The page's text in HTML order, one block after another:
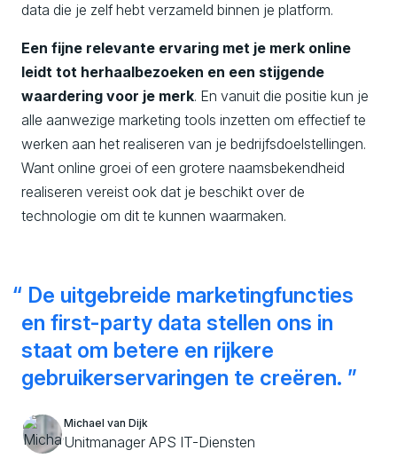
data die je zelf hebt verzameld binnen je platform.
Een fijne relevante ervaring met je merk online
leidt tot herhaalbezoeken en een stijgende
waardering voor je merk. En vanuit die positie kun je
alle aanwezige marketing tools inzetten om effectief te
werken aan het realiseren van je bedrijfsdoelstellingen.
Want online groei of een grotere naamsbekendheid
realiseren vereist ook dat je beschikt over de
technologie om dit te kunnen waarmaken.
De uitgebreide marketingfuncties
en first-party data stellen ons in
staat om betere en rijkere
gebruikerservaringen te creëren.
Michael van Dijk
Unitmanager APS IT-Diensten